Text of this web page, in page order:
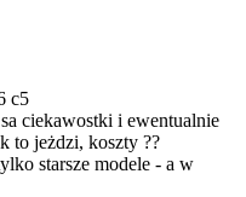
c5
ciekawostki i ewentualnie
to jeżdzi, koszty ??
starsze modele - a w